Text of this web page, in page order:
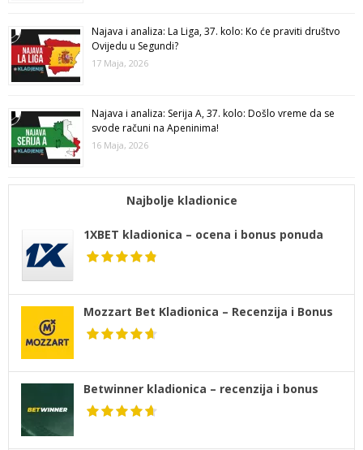
Najava i analiza: La Liga, 37. kolo: Ko će praviti društvo
Ovijedu u Segundi?
17 Maja, 2026
Najava i analiza: Serija A, 37. kolo: Došlo vreme da se
svode računi na Apeninima!
16 Maja, 2026
Najbolje kladionice
1XBET kladionica – ocena i bonus ponuda
Mozzart Bet Kladionica – Recenzija i Bonus
Betwinner kladionica – recenzija i bonus